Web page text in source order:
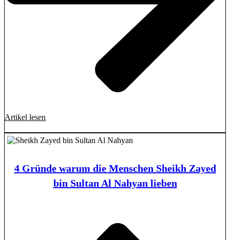
Artikel lesen
4 Gründe warum die Menschen Sheikh Zayed
bin Sultan Al Nahyan lieben